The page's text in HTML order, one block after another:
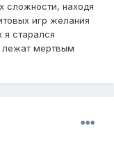
сложности, находя
игр желания
я старался
лежат мертвым